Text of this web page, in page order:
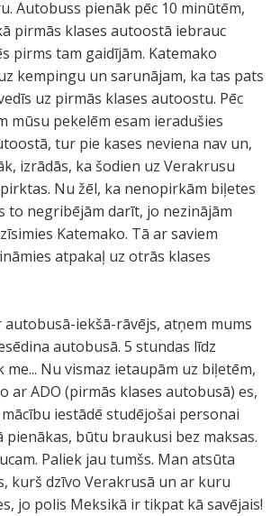
Autobuss pienāk pēc 10 minūtēm,
pirmās klases autoostā iebrauc
pirms tam gaidījām. Katemako
kempingu un sarunājam, ka tas pats
uz pirmās klases autoostu. Pēc
mūsu pekelēm esam ieradušies
tur pie kases neviena nav un,
izrādās, ka šodien uz Verakrusu
Nu žēl, ka nenopirkām biļetes
to negribējām darīt, jo nezinājām
Katemako. Tā ar saviem
atpakaļ uz otrās klases
iekšā-rāvējs, atņem mums
autobusā. 5 stundas līdz
me... Nu vismaz ietaupām uz biļetēm,
ar ADO (pirmās klases autobusā) es,
iestādē studējošai personai
pienākas, būtu braukusi bez maksas.
Paliek jau tumšs. Man atsūta
kurš dzīvo Verakrusā un ar kuru
jo polis Meksikā ir tikpat kā savējais!